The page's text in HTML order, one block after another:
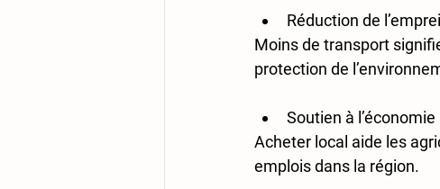
Réduction de
Moins de transport
protection de
Soutien à l’économie
Acheter local aide les
emplois dans la région.